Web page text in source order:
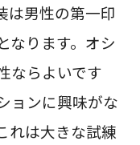
は男性の第一印
なります。オシ
ならよいです
ョンに興味がな
れは大きな試練